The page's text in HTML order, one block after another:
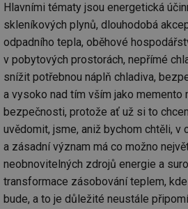
Hlavními tématy jsou energetická
skleníkových plynů, dlouhodobá
odpadního tepla, oběhové
v pobytových prostorách, nepřímé
snížit potřebnou náplň chladiva,
a vysoko nad tím vším jako memento
bezpečnosti, protože ať už si to
uvědomit, jsme, aniž bychom chtěli, v
a zásadní význam má co možno
neobnovitelných zdrojů energie a
transformace zásobování teplem,
bude, a to je důležité neustále